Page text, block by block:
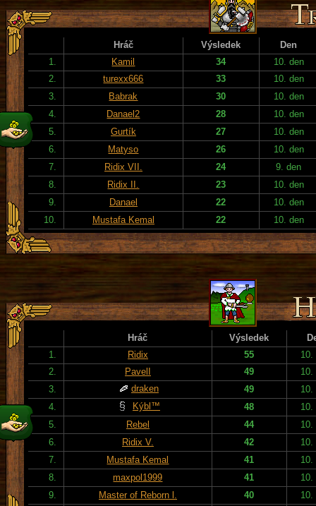
Hráč Výsledek
Den
1.
Kamil 34
10. den
2.
turexx666 33
10. den
3.
Babrak 30
10. den
4.
Danael2 28
10. den
5.
Gurtík 27
10. den
6.
Matyso 26
10. den
7.
Ridix VII. 24
9. den
8.
Ridix II. 23
10. den
9.
Danael 22
10. den
10.
Mustafa Kemal 22 10. den
Hráč Výsledek
1.
Ridix 55
10.
2.
PavelI 49
10.
3.
draken 49
10.
4.
Kýbl™ 48
10.
5.
Rebel 44
10.
6.
Ridix V. 42
10.
7.
Mustafa Kemal 41
10.
8.
maxpol1999 41
10.
9.
Master of Reborn l. 40
10.